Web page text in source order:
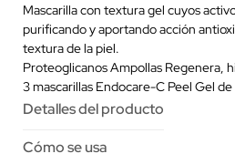
Mascarilla con textura gel cuyos
purificando y aportando acción
textura de la piel.
Proteoglicanos Ampollas Regenera,
3 mascarillas Endocare-C Peel Gel de
Detalles del producto
Cómo se usa